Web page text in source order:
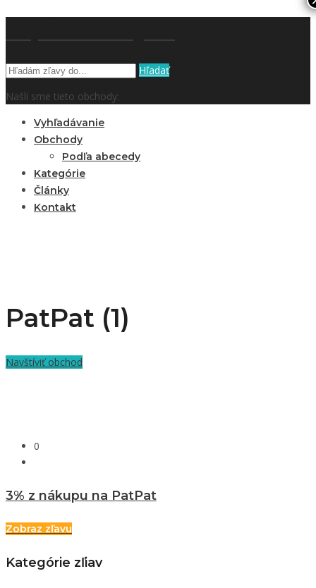
Hľadať
Našli sme tieto obchody:
Vyhľadávanie
Obchody
Podľa abecedy
Kategórie
Články
Kontakt
PatPat (1)
Navštíviť obchod
0
3% z nákupu na PatPat
Zobraz zľavu
Kategórie zľiav